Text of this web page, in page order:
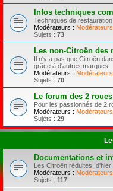
Infos techniques
Techniques de
Modérateurs :
Sujets : 73
Les non-Citroën des
Il n'y a pas que Citroën
grâce à d'autres marques
Modérateurs :
Sujets : 70
Le forum des 2 roues
Pour les passionnés de 2
Modérateurs :
Sujets : 29
Documentations et
Les Citroën réduites, d'hier
Modérateurs :
Sujets : 117